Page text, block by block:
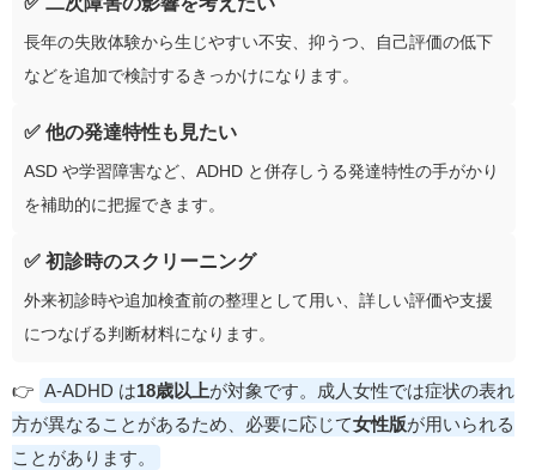
長年の失敗体験から生じやすい不安、抑うつ、自己評価の低下
などを追加で検討するきっかけになります。
✅ 他の発達特性も見たい
ASD や学習障害など、ADHD と併存しうる発達特性の手がかり
を補助的に把握できます。
✅ 初診時のスクリーニング
外来初診時や追加検査前の整理として用い、詳しい評価や支援
につなげる判断材料になります。
👉 A-ADHD は18歳以上が対象です。成人女性では症状の表れ
方が異なることがあるため、必要に応じて女性版が用いられる
ことがあります。